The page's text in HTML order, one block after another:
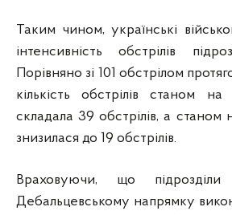
Таким чином, українські
інтенсивність обстрілів
Порівняно зі 101 обстрілом
кількість обстрілів станом
складала 39 обстрілів, а станом
знизилася до 19 обстрілів.
Враховуючи, що
Дебальцевському напрямку